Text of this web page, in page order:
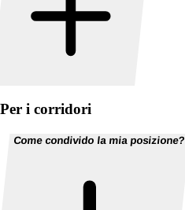
Per i corridori
Come condivido la mia posizione?